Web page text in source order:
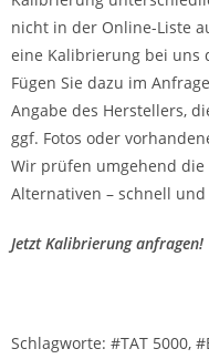
nicht in der Online-Liste
eine Kalibrierung bei uns
Fügen Sie dazu im
Angabe des Herstellers,
ggf. Fotos oder
Wir prüfen umgehend
Alternativen – schnell
Jetzt Kalibrierung anfragen!
Schlagworte: #TAT 5000,